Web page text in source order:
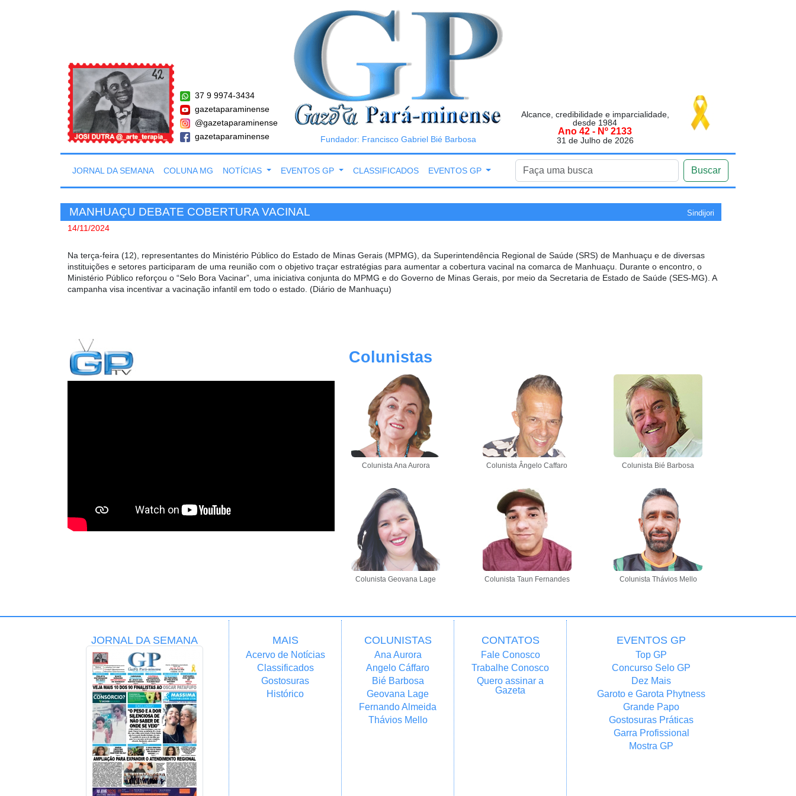
37 9 9974-3434
gazetaparaminense
@gazetaparaminense
gazetaparaminense
Fundador: Francisco Gabriel Bié Barbosa
Alcance, credibilidade e imparcialidade,
desde 1984
Ano 42 - Nº 2133
31 de Julho de 2026
JORNAL DA SEMANA COLUNA MG NOTÍCIAS EVENTOS GP CLASSIFICADOS EVENTOS GP Buscar
MANHUAÇU DEBATE COBERTURA VACINAL Sindijori
14/11/2024
Na terça-feira (12), representantes do Ministério Público do Estado de Minas Gerais (MPMG), da Superintendência Regional de Saúde (SRS) de Manhuaçu e de diversas
instituições e setores participaram de uma reunião com o objetivo traçar estratégias para aumentar a cobertura vacinal na comarca de Manhuaçu. Durante o encontro, o
Ministério Público reforçou o “Selo Bora Vacinar”, uma iniciativa conjunta do MPMG e do Governo de Minas Gerais, por meio da Secretaria de Estado de Saúde (SES-MG). A
campanha visa incentivar a vacinação infantil em todo o estado. (Diário de Manhuaçu)
Colunistas
Colunista Ana Aurora Colunista Ângelo Caffaro Colunista Bié Barbosa
Colunista Geovana Lage Colunista Taun Fernandes Colunista Thávios Mello
JORNAL DA SEMANA MAIS
Acervo de Notícias
Classificados
Gostosuras
Histórico
COLUNISTAS
Ana Aurora
Angelo Cáffaro
Bié Barbosa
Geovana Lage
Fernando Almeida
Thávios Mello
CONTATOS
Fale Conosco
Trabalhe Conosco
Quero assinar a
Gazeta
EVENTOS GP
Top GP
Concurso Selo GP
Dez Mais
Garoto e Garota Phytness
Grande Papo
Gostosuras Práticas
Garra Profissional
Mostra GP